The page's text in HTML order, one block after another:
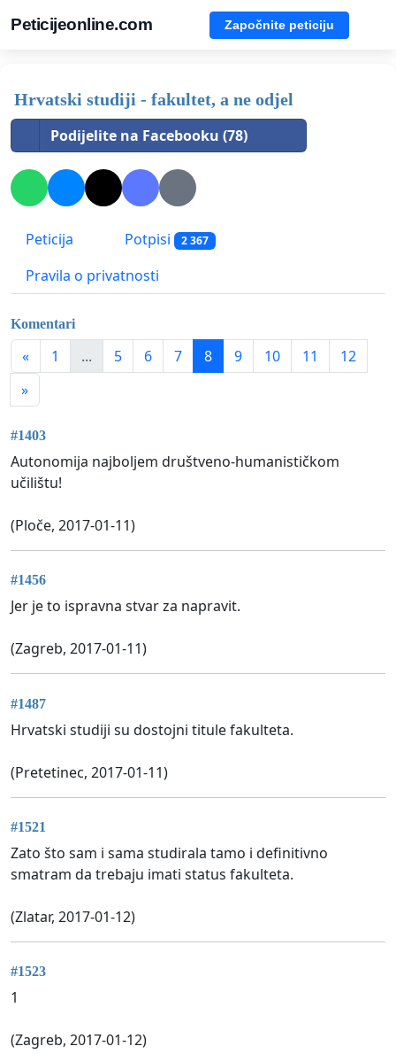
Peticijeonline.com Započnite peticiju
Hrvatski studiji - fakultet, a ne odjel
Podijelite na Facebooku (78)
Peticija Potpisi 2 367
Pravila o privatnosti
Komentari
« 1 ... 5 6 7 8 9 10 11
12
»
#1403
Autonomija najboljem društveno-humanističkom
učilištu!
(Ploče, 2017-01-11)
#1456
Jer je to ispravna stvar za napravit.
(Zagreb, 2017-01-11)
#1487
Hrvatski studiji su dostojni titule fakulteta.
(Pretetinec, 2017-01-11)
#1521
Zato što sam i sama studirala tamo i definitivno
smatram da trebaju imati status fakulteta.
(Zlatar, 2017-01-12)
#1523
1
(Zagreb, 2017-01-12)